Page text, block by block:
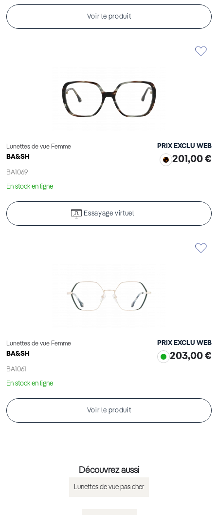
Voir le produit
Lunettes de vue Femme
BA&SH
BA1069
PRIX EXCLU WEB
201,00 €
En stock en ligne
Essayage virtuel
Lunettes de vue Femme
BA&SH
BA1061
PRIX EXCLU WEB
203,00 €
En stock en ligne
Voir le produit
Découvrez aussi
Lunettes de vue pas cher